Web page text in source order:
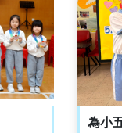
為小